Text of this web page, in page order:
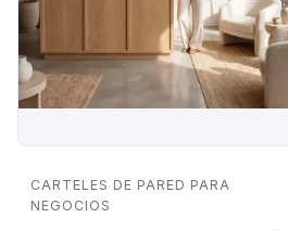
CARTELES DE PARED PARA
NEGOCIOS